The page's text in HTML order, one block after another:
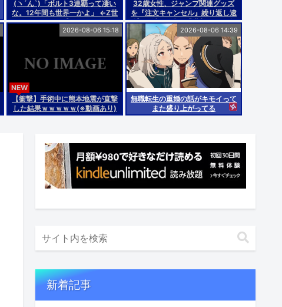
(ヽ´ん`)「ボルト3連覇って凄い
な。12年間も世界一かよ」 ←Z世
代が困惑www
32歳女性、ジャンプ関連グッズ
を『注文キャンセル』繰り返し逮
捕。総額43億。「購入した気分
になる」いやどう見ても在庫枯ら
せての転売だろ
【衝撃】手術中に熊本地震が直撃
した結果ｗｗｗｗｗ(※動画あり)
NEW
2026-08-06 15:18
無職転生の重婚の話がキモイって
また盛り上がってる
2026-08-06 14:39
新着記事